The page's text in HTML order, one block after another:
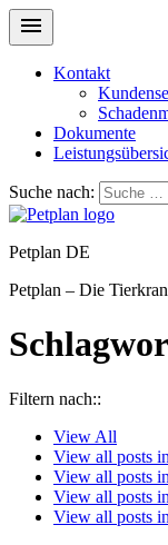
Kontakt
Dokumente
Suche nach:
Petplan DE
Petplan – Die
Filtern nach::
View All
View all posts in
View all posts in
View all posts in
View all posts in